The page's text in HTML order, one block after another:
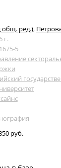
общ. ред.),
г.
5
руб.